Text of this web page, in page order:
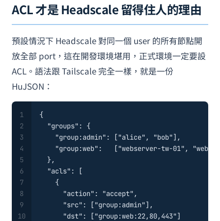
ACL 才是 Headscale 留得住人的理由
預設情況下 Headscale 對同一個 user 的所有節點開
放全部 port，這在開發環境堪用，正式環境一定要設
ACL。語法跟 Tailscale 完全一樣，就是一份
HuJSON：
1
2
3
4
5
6
7
8
9
10
{
"groups" :
{
"group:admin" : ["alice" , "bob"] ,
"group:web" : ["webserver-tw-01" ,
},
"acls" :
[
{
"action" : "accept" ,
"src" : ["group:admin"] ,
"dst" : ["group:web:22,80,443"]